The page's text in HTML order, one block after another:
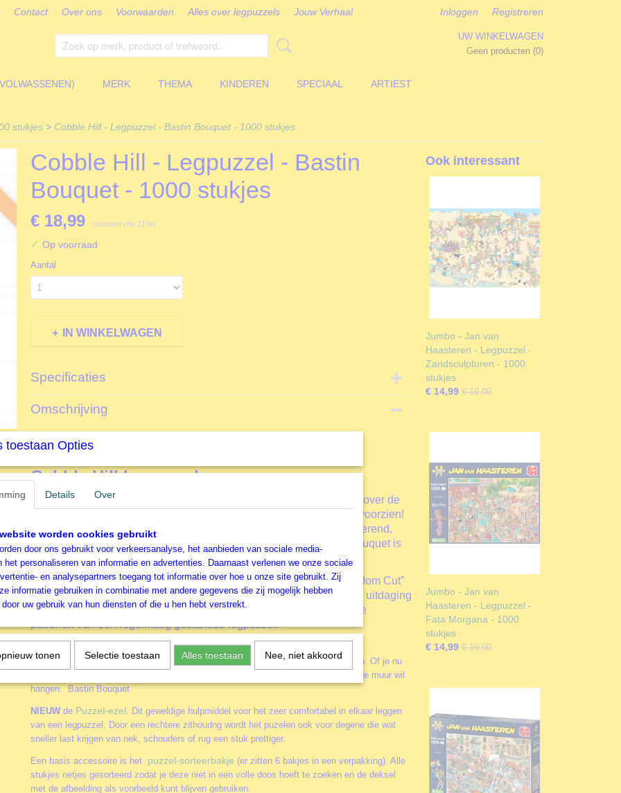
Contact Over ons Voorwaarden Alles over legpuzzels Jouw Verhaal Inloggen Registreren
UW WINKELWAGEN
Geen producten (0)
MERK THEMA KINDEREN SPECIAAL ARTIEST
stukjes > Cobble Hill - Legpuzzel - Bastin Bouquet - 1000 stukjes
Cobble Hill - Legpuzzel - Bastin
Bouquet - 1000 stukjes
€ 18,99 (inclusief btw 21%)
✓ Op voorraad
Aantal
IN WINKELWAGEN
Specificaties
Productcode
EAN code
Productcode leverancier
Cobble Hill
Formaat gelegde puzzel
Omschrijving
1000 stukjes - Bastin Bouquet
Cobble Hill legpuzzel
Cobble Hill
is opgericht in 2005 met de wens om puzzelliefhebbers over de
hele wereld van liefdevolle, grillige, hoogwaardige afbeeldingen te voorzien!
De legpuzzels worden beschreven als nostalgisch, levendig, vertederend,
zoet, duurzaam en van fijne kwaliteit. Deze legpuzzel van Bastin Bouquet is
hier een goed voorbeeld van.
Cobble Hillgebruikt voor het fabriceren van de legpuzzels de “Random Cut”
methode. De willekeurig gesneden puzzelstukjes creëren een leuke uitdaging
voor puzzelaars die wel eens iets anders willen dan de voorspelbare
patronen van een regelmatig gestansde legpuzzel.
Door het gebruik van de diverse accessoires kun je het puzzelen nog leuker maken. Of je nu
alleen of samen aan een puzzel werkt. Of je puzzels vaker wil maken of juist aan de muur wil
hangen. Bastin Bouquet
NIEUW de Puzzel-ezel. Dit geweldige hulpmiddel voor het zeer comfortabel in elkaar leggen
van een legpuzzel. Door een rechtere zithoudng wordt het puzelen ook voor degene die wat
sneller last krijgen van nek, schouders of rug een stuk prettiger.
Een basis accessoire is het puzzel-sorteerbakje (er zitten 6 bakjes in een verpakking). Alle
stukjes netjes gesorteerd zodat je deze niet in een volle doos hoeft te zoeken en de deksel
met de afbeelding als voorbeeld kunt blijven gebruiken.
Ook interessant
Jumbo - Jan van
Haasteren - Legpuzzel -
Zandsculpturen - 1000
stukjes
€ 14,99 € 19,00
Jumbo - Jan van
Haasteren - Legpuzzel -
Fata Morgana - 1000
stukjes
€ 14,99 € 19,00
toestaan Opties
Details Over
worden cookies gebruikt
door ons gebruikt voor verkeersanalyse, het aanbieden van sociale media-
het personaliseren van informatie en advertenties. Daarnaast verlenen we onze sociale
en analysepartners toegang tot informatie over hoe u onze site gebruikt. Zij
informatie gebruiken in combinatie met andere gegevens die zij mogelijk hebben
uw gebruik van hun diensten of die u hen hebt verstrekt.
tonen Selectie toestaan Alles toestaan Nee, niet akkoord